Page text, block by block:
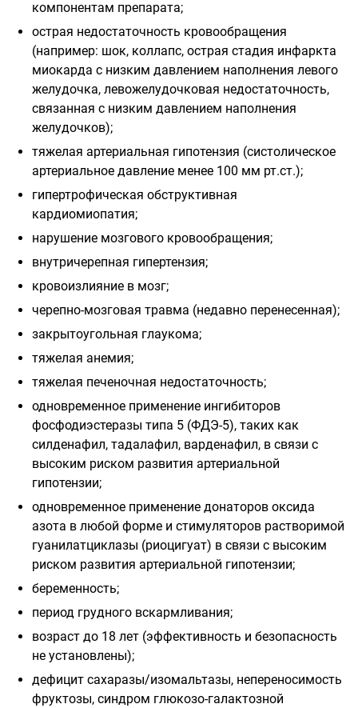
компонентам препарата;
острая недостаточность кровообращения
(например: шок, коллапс, острая стадия инфаркта
миокарда с низким давлением наполнения левого
желудочка, левожелудочковая недостаточность,
связанная с низким давлением наполнения
желудочков);
тяжелая артериальная гипотензия (систолическое
артериальное давление менее 100 мм рт.ст.);
гипертрофическая обструктивная
кардиомиопатия;
нарушение мозгового кровообращения;
внутричерепная гипертензия;
кровоизлияние в мозг;
черепно-мозговая травма (недавно перенесенная);
закрытоугольная глаукома;
тяжелая анемия;
тяжелая печеночная недостаточность;
одновременное применение ингибиторов
фосфодиэстеразы типа 5 (ФДЭ-5), таких как
силденафил, тадалафил, варденафил, в связи с
высоким риском развития артериальной
гипотензии;
одновременное применение донаторов оксида
азота в любой форме и стимуляторов растворимой
гуанилатциклазы (риоцигуат) в связи с высоким
риском развития артериальной гипотензии;
беременность;
период грудного вскармливания;
возраст до 18 лет (эффективность и безопасность
не установлены);
дефицит сахаразы/изомальтазы, непереносимость
фруктозы, синдром глюкозо-галактозной